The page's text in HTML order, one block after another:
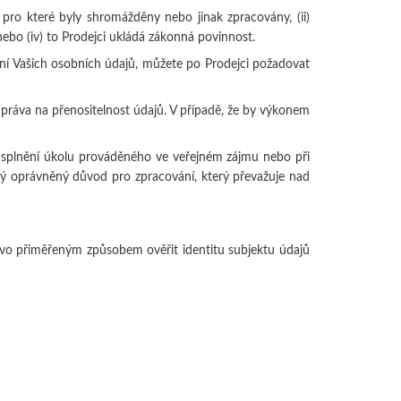
které byly shromážděny nebo jinak zpracovány, (ii)
(iv) to Prodejci ukládá zákonná povinnost.
Vašich osobních údajů, můžete po Prodejci požadovat
na přenositelnost údajů. V případě, že by výkonem
úkolu prováděného ve veřejném zájmu nebo při
oprávněný důvod pro zpracování, který převažuje nad
přiměřeným způsobem ověřit identitu subjektu údajů